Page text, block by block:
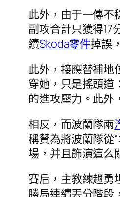
此外，由于一傳不
副攻合計只獲得17
續Skoda零件掉誤
此外，接應替補地
穿她，只是搖頭道
的進攻壓力。此外
相反，而波蘭隊兩
稱贊為將波蘭隊從
場，并且飾演這么
賽后，主教練趙勇
勝局連續丟分階段